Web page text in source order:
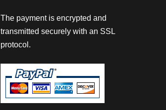
The payment is encrypted and
transmitted securely with an SSL
protocol.